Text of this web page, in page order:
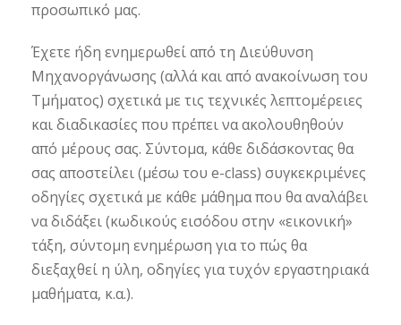
προσωπικό μας.
Έχετε ήδη ενημερωθεί από τη Διεύθυνση
Μηχανοργάνωσης (αλλά και από ανακοίνωση του
Τμήματος) σχετικά με τις τεχνικές λεπτομέρειες
και διαδικασίες που πρέπει να ακολουθηθούν
από μέρους σας. Σύντομα, κάθε διδάσκοντας θα
σας αποστείλει (μέσω του e-class) συγκεκριμένες
οδηγίες σχετικά με κάθε μάθημα που θα αναλάβει
να διδάξει (κωδικούς εισόδου στην «εικονική»
τάξη, σύντομη ενημέρωση για το πώς θα
διεξαχθεί η ύλη, οδηγίες για τυχόν εργαστηριακά
μαθήματα, κ.α.).